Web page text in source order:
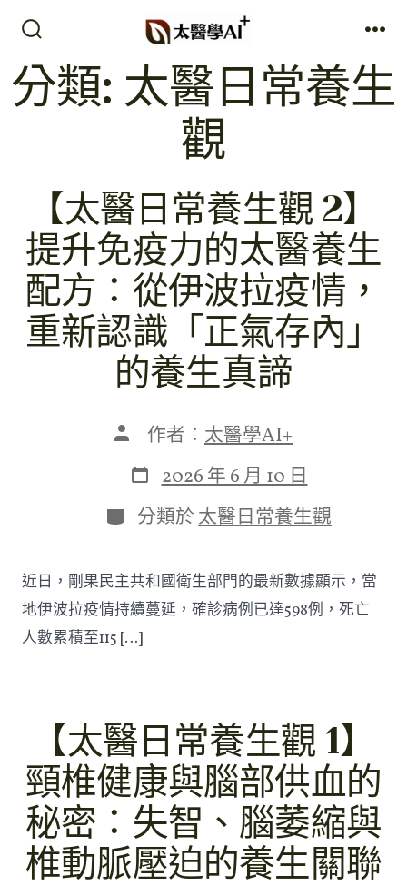
尋
切
換
單
分類: 太醫日常養生
觀
【太醫日常養生觀 2】
提升免疫力的太醫養生
配方：從伊波拉疫情，
重新認識「正氣存內」
的養生真諦
文
作
者
作者： 太醫學AI+
發
表
日
期
2026 年 6 月 10 日
分
類 分類於太醫日常養生觀
近日，剛果民主共和國衛生部門的最新數據顯示，當
地伊波拉疫情持續蔓延，確診病例已達598例，死亡
人數累積至115 […]
【太醫日常養生觀 1】
頸椎健康與腦部供血的
秘密：失智、腦萎縮與
椎動脈壓迫的養生關聯